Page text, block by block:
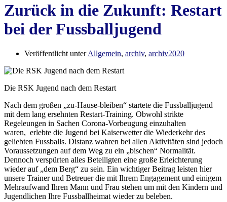
Zurück in die Zukunft: Restart
bei der Fussballjugend
Veröffentlicht unterAllgemein, archiv, archiv2020
Die RSK Jugend nach dem Restart
Nach dem großen „zu-Hause-bleiben“ startete die Fussballjugend
mit dem lang ersehnten Restart-Training. Obwohl strikte
Regeleungen in Sachen Corona-Vorbeugung einzuhalten
waren, erlebte die Jugend bei Kaiserwetter die Wiederkehr des
geliebten Fussballs. Distanz wahren bei allen Aktivitäten sind jedoch
Voraussetzungen auf dem Weg zu ein „bischen“ Normalität.
Dennoch verspürten alles Beteiligten eine große Erleichterung
wieder auf „dem Berg“ zu sein. Ein wichtiger Beitrag leisten hier
unsere Trainer und Betreuer die mit Ihrem Engagement und einigem
Mehraufwand Ihren Mann und Frau stehen um mit den Kindern und
Jugendlichen Ihre Fussballheimat wieder zu beleben.